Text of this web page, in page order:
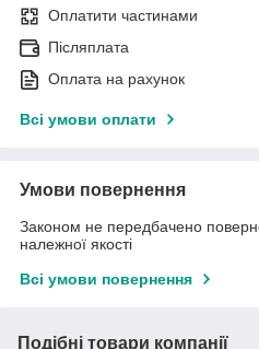
Оплатити частинами
Післяплата
Оплата на рахунок
Всі умови оплати
Умови повернення
Законом не передбачено
належної якості
Всі умови повернення
Подібні товари компанії